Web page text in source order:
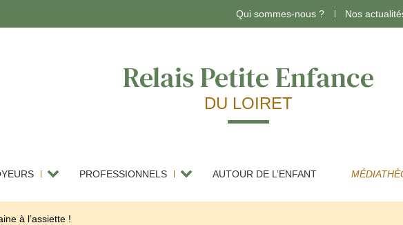
Qui sommes-nous ? Nos
Relais Petite Enfance
DU LOIRET
PROFESSIONNELS AUTOUR DE L’ENFANT
à l’assiette !